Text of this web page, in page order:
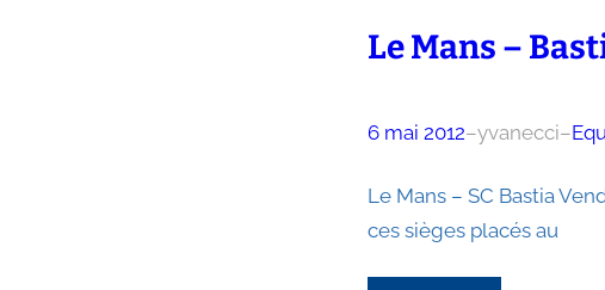
Le Mans –
6 mai 2012–yvanecci–
Le Mans – SC Bastia
ces sièges placés au